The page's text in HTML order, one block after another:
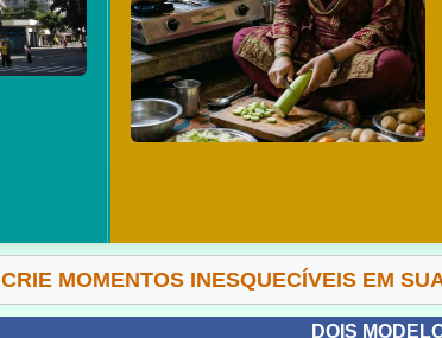
CRIE MOMENTOS INESQUECÍVEIS EM
DOIS